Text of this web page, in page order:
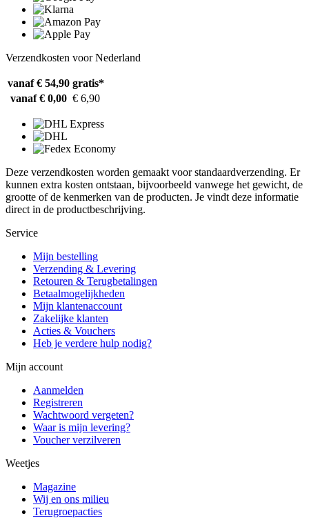
Verzendkosten voor Nederland
vanaf € 54,90 gratis*
vanaf € 0,00 € 6,90
Deze verzendkosten worden gemaakt voor standaardverzending. Er
kunnen extra kosten ontstaan, bijvoorbeeld vanwege het gewicht, de
grootte of de kenmerken van de producten. Je vindt deze informatie
direct in de productbeschrijving.
Service
Mijn bestelling
Verzending & Levering
Retouren & Terugbetalingen
Betaalmogelijkheden
Mijn klantenaccount
Zakelijke klanten
Acties & Vouchers
Heb je verdere hulp nodig?
Mijn account
Aanmelden
Registreren
Wachtwoord vergeten?
Waar is mijn levering?
Voucher verzilveren
Weetjes
Magazine
Wij en ons milieu
Terugroepacties